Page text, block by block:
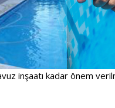
inşaatı kadar önem